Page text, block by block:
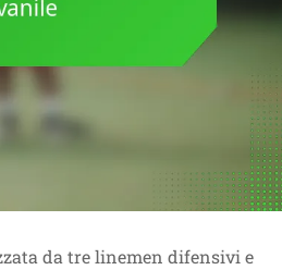
da tre linemen difensivi e